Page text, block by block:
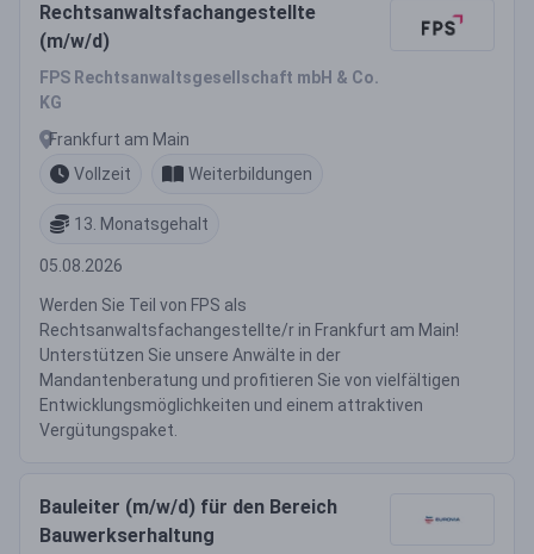
Rechtsanwaltsfachangestellte
(m/w/d)
FPS Rechtsanwaltsgesellschaft mbH & Co.
KG
Frankfurt am Main
Vollzeit
Weiterbildungen
13. Monatsgehalt
05.08.2026
Werden Sie Teil von FPS als
Rechtsanwaltsfachangestellte/r in Frankfurt am Main!
Unterstützen Sie unsere Anwälte in der
Mandantenberatung und profitieren Sie von vielfältigen
Entwicklungsmöglichkeiten und einem attraktiven
Vergütungspaket.
Bauleiter (m/w/d) für den Bereich
Bauwerkserhaltung